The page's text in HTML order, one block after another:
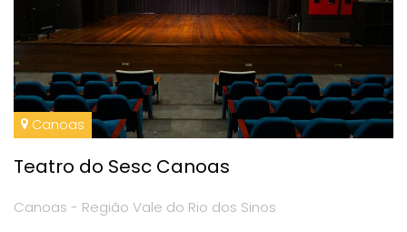
Canoas
Teatro do Sesc Canoas
Canoas - Região Vale do Rio dos Sinos